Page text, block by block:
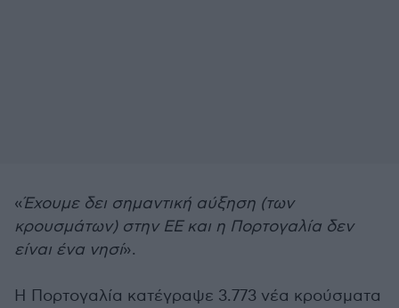
«Έχουμε δει σημαντική αύξηση (των
κρουσμάτων) στην ΕΕ και η Πορτογαλία δεν
είναι ένα νησί».
Η Πορτογαλία κατέγραψε 3.773 νέα κρούσματα